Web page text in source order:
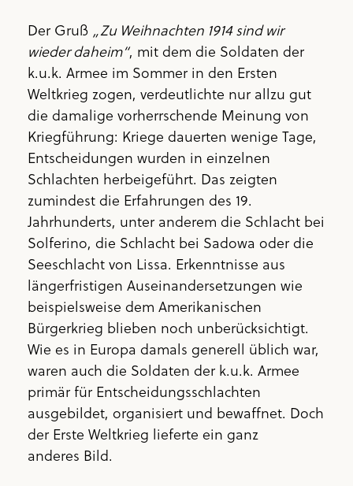
Der Gruß „Zu Weihnachten 1914 sind wir
wieder daheim“, mit dem die Soldaten der
k.u.k. Armee im Sommer in den Ersten
Weltkrieg zogen, verdeutlichte nur allzu gut
die damalige vorherrschende Meinung von
Kriegführung: Kriege dauerten wenige Tage,
Entscheidungen wurden in einzelnen
Schlachten herbeigeführt. Das zeigten
zumindest die Erfahrungen des 19.
Jahrhunderts, unter anderem die Schlacht bei
Solferino, die Schlacht bei Sadowa oder die
Seeschlacht von Lissa. Erkenntnisse aus
längerfristigen Auseinandersetzungen wie
beispielsweise dem Amerikanischen
Bürgerkrieg blieben noch unberücksichtigt.
Wie es in Europa damals generell üblich war,
waren auch die Soldaten der k.u.k. Armee
primär für Entscheidungsschlachten
ausgebildet, organisiert und bewaffnet. Doch
der Erste Weltkrieg lieferte ein ganz
anderes Bild.